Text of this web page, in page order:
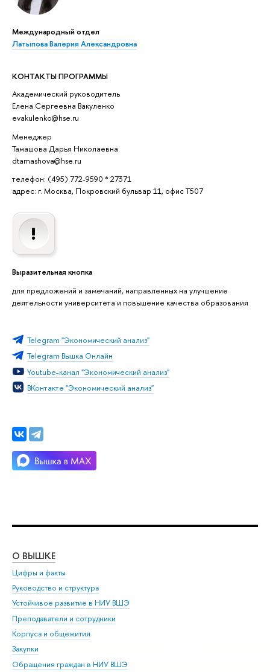
Международный отдел
Латыпова Валерия Александровна
КОНТАКТЫ ПРОГРАММЫ
Академический руководитель
Елена Сергеевна Вакуленко
evakulenko@hse.ru
Менеджер
Тамашова Дарья Николаевна
dtamashova@hse.ru
телефон: (495) 772-9590 * 27371
адрес: г. Москва, Покровский бульвар 11, офис T507
Выразительная кнопка
для предложений и замечаний, направленных на улучшение
деятельности университета и повышение качества образования
Telegram "Экономический анализ"
Telegram Вышка Онлайн
Youtube-канал "Экономический анализ"
ВКонтакте "Экономический анализ"
О ВЫШКЕ
Цифры и факты
Руководство и структура
Устойчивое развитие в НИУ ВШЭ
Преподаватели и сотрудники
Корпуса и общежития
Закупки
Обращения граждан в НИУ ВШЭ